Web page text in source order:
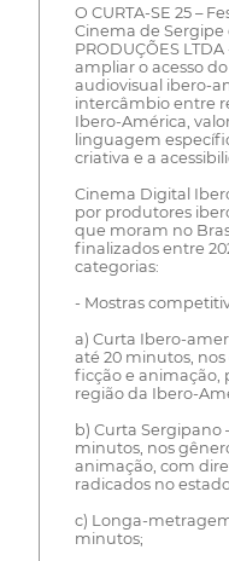
O CURTA-SE 25 –
Cinema de Sergipe
PRODUÇÕES
ampliar o acesso
audiovisual ibero-
intercâmbio entre
Ibero-América,
linguagem
criativa e a
Cinema Digital
por produtores
que moram no
finalizados entre
categorias:
- Mostras
a) Curta Ibero-
até 20 minutos,
ficção e animação,
região da Ibero-
b) Curta Sergipano
minutos, nos
animação, com
radicados no
c) Longa-
minutos;